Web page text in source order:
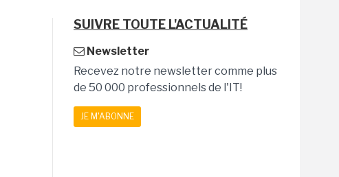
SUIVRE TOUTE L'ACTUALITÉ
Newsletter
Recevez notre newsletter comme plus
de 50 000 professionnels de l'IT!
JE M'ABONNE